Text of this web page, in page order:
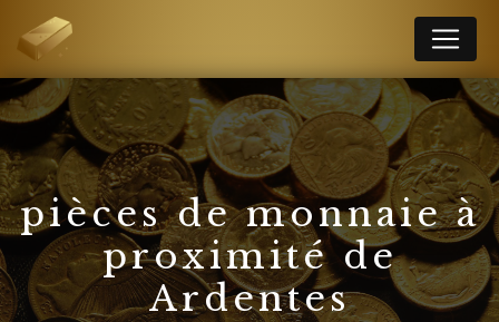
pièces de monnaie à
proximité de
Ardentes
Panneau de gestion des cookies